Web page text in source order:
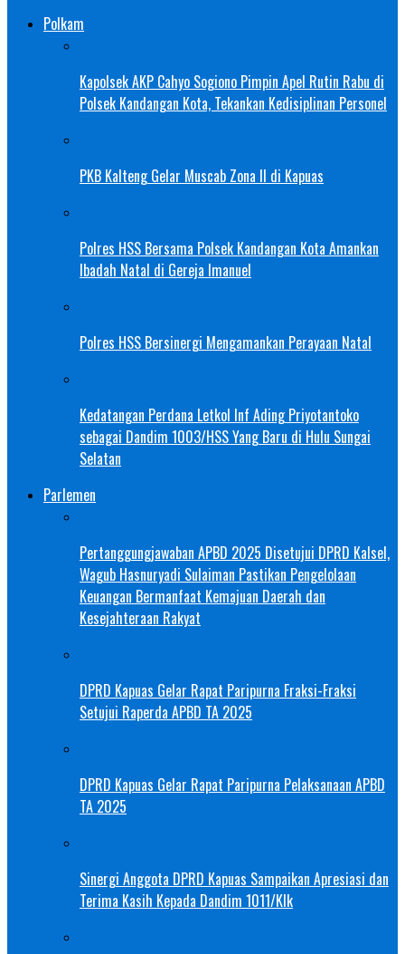
Polkam
Kapolsek AKP Cahyo Sogiono Pimpin Apel Rutin Rabu di
Polsek Kandangan Kota, Tekankan Kedisiplinan Personel
PKB Kalteng Gelar Muscab Zona II di Kapuas
Polres HSS Bersama Polsek Kandangan Kota Amankan
Ibadah Natal di Gereja Imanuel
Polres HSS Bersinergi Mengamankan Perayaan Natal
Kedatangan Perdana Letkol Inf Ading Priyotantoko
sebagai Dandim 1003/HSS Yang Baru di Hulu Sungai
Selatan
Parlemen
Pertanggungjawaban APBD 2025 Disetujui DPRD Kalsel,
Wagub Hasnuryadi Sulaiman Pastikan Pengelolaan
Keuangan Bermanfaat Kemajuan Daerah dan
Kesejahteraan Rakyat
DPRD Kapuas Gelar Rapat Paripurna Fraksi-Fraksi
Setujui Raperda APBD TA 2025
DPRD Kapuas Gelar Rapat Paripurna Pelaksanaan APBD
TA 2025
Sinergi Anggota DPRD Kapuas Sampaikan Apresiasi dan
Terima Kasih Kepada Dandim 1011/Klk